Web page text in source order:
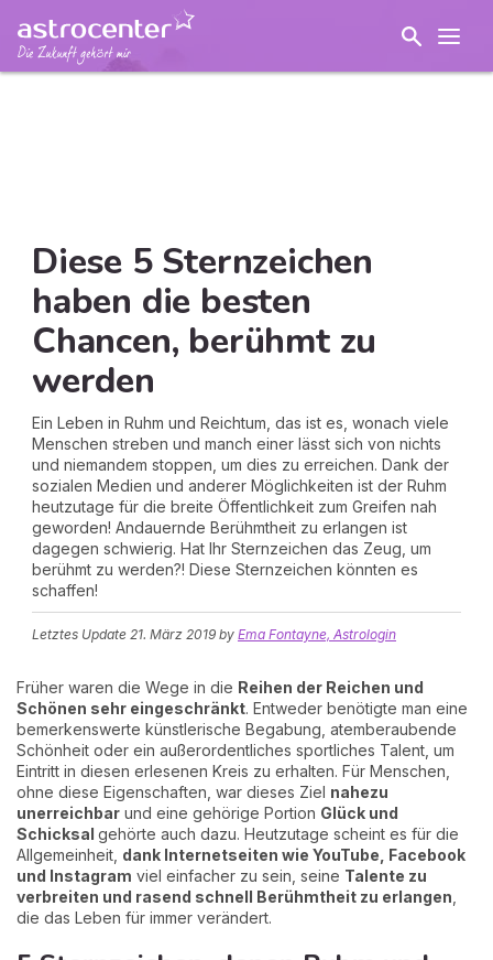
Diese 5 Sternzeichen
haben die besten
Chancen, berühmt zu
werden
Ein Leben in Ruhm und Reichtum, das ist es, wonach viele
Menschen streben und manch einer lässt sich von nichts
und niemandem stoppen, um dies zu erreichen. Dank der
sozialen Medien und anderer Möglichkeiten ist der Ruhm
heutzutage für die breite Öffentlichkeit zum Greifen nah
geworden! Andauernde Berühmtheit zu erlangen ist
dagegen schwierig. Hat Ihr Sternzeichen das Zeug, um
berühmt zu werden?! Diese Sternzeichen könnten es
schaffen!
Letztes Update 21. März 2019 by Ema Fontayne, Astrologin
Früher waren die Wege in die Reihen der Reichen und
Schönen sehr eingeschränkt. Entweder benötigte man eine
bemerkenswerte künstlerische Begabung, atemberaubende
Schönheit oder ein außerordentliches sportliches Talent, um
Eintritt in diesen erlesenen Kreis zu erhalten. Für Menschen,
ohne diese Eigenschaften, war dieses Ziel nahezu
unerreichbar und eine gehörige Portion Glück und
Schicksal gehörte auch dazu. Heutzutage scheint es für die
Allgemeinheit, dank Internetseiten wie YouTube, Facebook
und Instagram viel einfacher zu sein, seine Talente zu
verbreiten und rasend schnell Berühmtheit zu erlangen
die das Leben für immer verändert.